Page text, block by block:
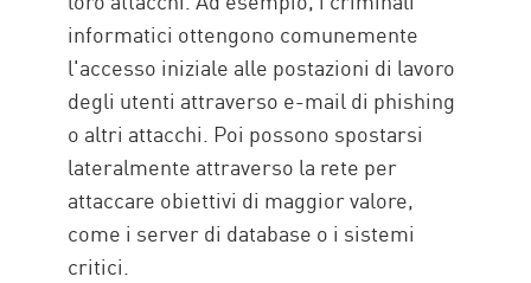
informatici ottengono comunemente
l'accesso iniziale alle postazioni di lavoro
degli utenti attraverso e-mail di phishing
o altri attacchi. Poi possono spostarsi
lateralmente attraverso la rete per
attaccare obiettivi di maggior valore,
come i server di database o i sistemi
critici.